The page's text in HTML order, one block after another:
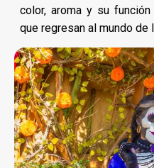
color, aroma y su
que regresan al mundo de